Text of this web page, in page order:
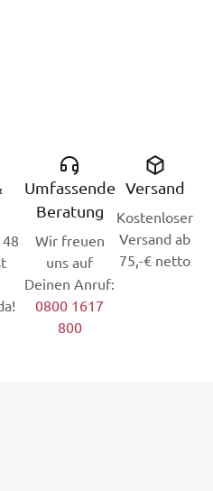
Umfassende
Beratung
Wir freuen
uns auf
Deinen Anruf:
0800 1617
800
Versand
Kostenloser
Versand ab
75,-€ netto